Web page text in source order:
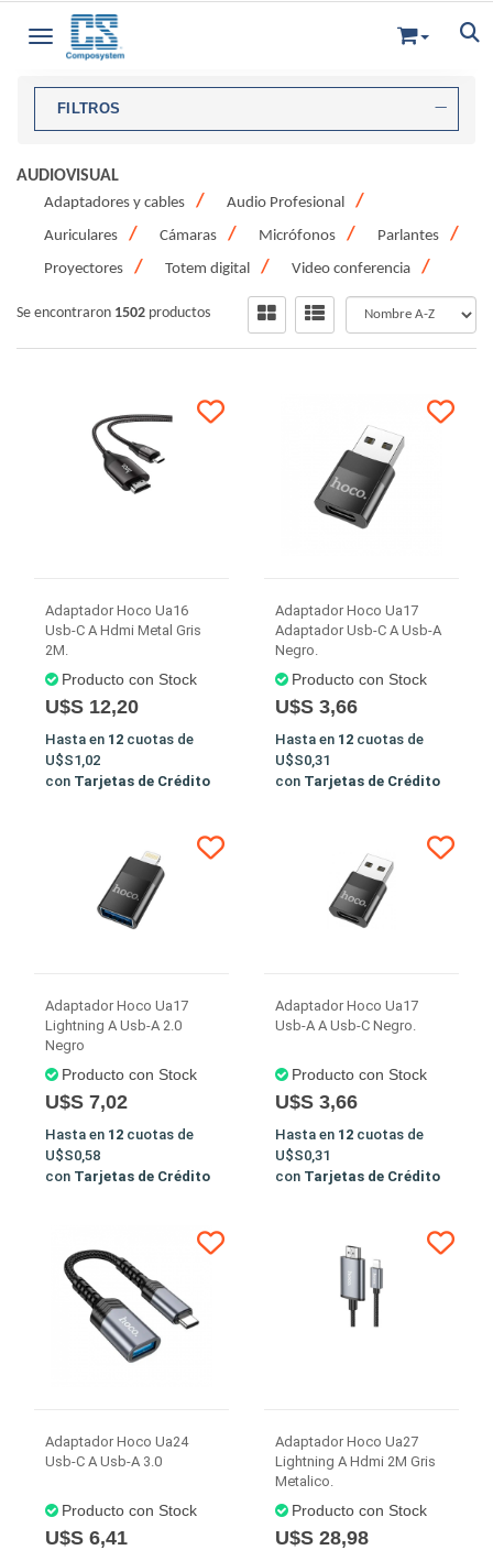
Toggle navigation
FILTROS
AUDIOVISUAL
Adaptadores y cables
Audio Profesional
Auriculares
Cámaras Micrófonos
Parlantes
Proyectores
Totem digital Video conferencia
Se encontraron 1502 productos
Adaptador Hoco Ua16
Usb-C A Hdmi Metal Gris
2M.
Producto con Stock
U$S 12,20
Hasta en 12 cuotas de
U$S1,02
con Tarjetas de Crédito
Adaptador Hoco Ua17
Adaptador Usb-C A Usb-A
Negro.
Producto con Stock
U$S 3,66
Hasta en 12 cuotas de
U$S0,31
con Tarjetas de Crédito
Adaptador Hoco Ua17
Lightning A Usb-A 2.0
Negro
Producto con Stock
U$S 7,02
Hasta en 12 cuotas de
U$S0,58
con Tarjetas de Crédito
Adaptador Hoco Ua17
Usb-A A Usb-C Negro.
Producto con Stock
U$S 3,66
Hasta en 12 cuotas de
U$S0,31
con Tarjetas de Crédito
Adaptador Hoco Ua24
Usb-C A Usb-A 3.0
Producto con Stock
U$S 6,41
Adaptador Hoco Ua27
Lightning A Hdmi 2M Gris
Metalico.
Producto con Stock
U$S 28,98